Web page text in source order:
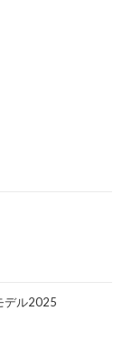
デル2025